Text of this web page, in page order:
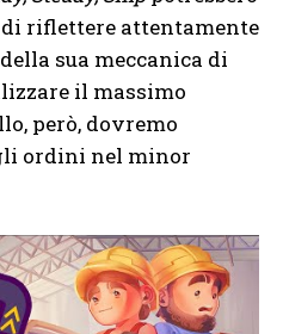
riflettere attentamente
sua meccanica di
il massimo
però, dovremo
ordini nel minor